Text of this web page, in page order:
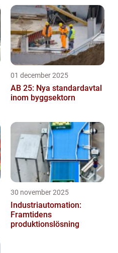
01 december 2025
AB 25: Nya standardavtal
inom byggsektorn
30 november 2025
Industriautomation:
Framtidens
produktionslösning